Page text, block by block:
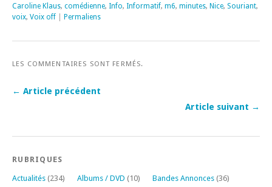
Caroline Klaus, comédienne, Info, Informatif, m6, minutes, Nice, Souriant,
voix, Voix off Permaliens
LES COMMENTAIRES SONT FERMÉS.
← Article précédent
Article suivant →
RUBRIQUES
Actualités (234) Albums / DVD (10) Bandes Annonces (36)